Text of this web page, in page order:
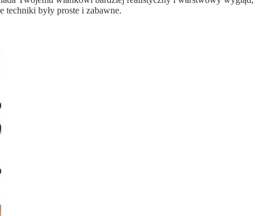
techniki były proste i zabawne.